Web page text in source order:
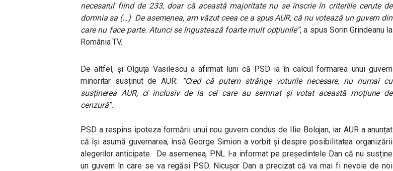
necesarul fiind de 233, doar că această majoritate nu se înscrie în criteriile cerute de
domnia sa (…) De asemenea, am văzut ceea ce a spus AUR, că nu votează un guvern din
care nu face parte. Atunci se îngustează foarte mult opțiunile”, a spus Sorin Grindeanu la
România TV.
De altfel, și Olguța Vasilescu a afirmat luni că PSD ia în calcul formarea unui guvern
minoritar susținut de AUR:
“Cred că putem strânge voturile necesare, nu numai cu
susținerea AUR, ci inclusiv de la cei care au semnat și votat această moțiune de
cenzură”.
PSD a respins ipoteza formării unui nou guvern condus de Ilie Bolojan, iar AUR a anunțat
că își asumă guvernarea, însă George Simion a vorbit și despre posibilitatea organizării
alegerilor anticipate.
De asemenea, PNL l-a informat pe președintele Dan că nu susține
un guvern în care se va regăsi PSD. Nicușor Dan a precizat că va mai fi nevoie de noi